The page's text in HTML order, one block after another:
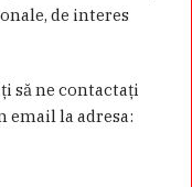
de interes
să ne contactaţi
la adresa: